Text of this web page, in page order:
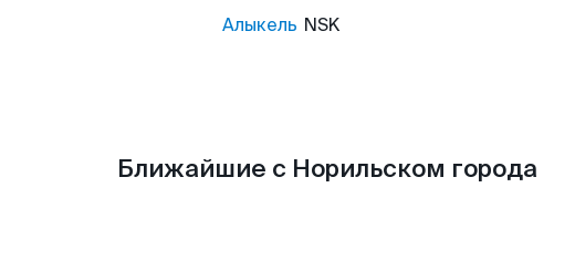
Алыкель NSK
Ближайшие с Норильском города